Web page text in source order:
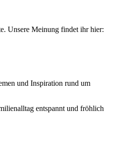
Unsere Meinung findet ihr hier:
und Inspiration rund um
entspannt und fröhlich